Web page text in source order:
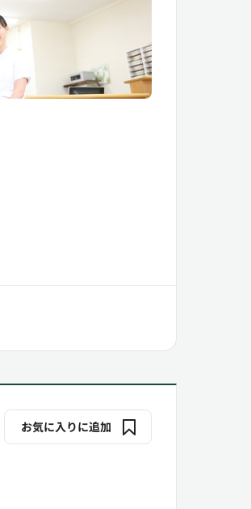
お気に入りに追加